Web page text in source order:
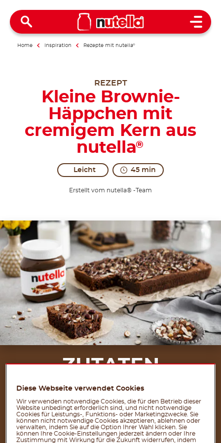
Open
Home Inspiration Rezepte mit nutella®
REZEPT
Kleine Brownie-
Häppchen mit
cremigem Kern aus
nutella®
Leicht 45 min
Erstellt vom nutella® -Team
ZUTATEN
300 g Zartbitterschokolade
3 Eier
120 g Butter
Diese Webseite verwendet Cookies
Wir verwenden notwendige Cookies, die für den Betrieb dieser
Website unbedingt erforderlich sind, und nicht notwendige
Cookies für Leistungs-, Funktions- oder Marketingzwecke. Sie
können nicht notwendige Cookies akzeptieren, ablehnen oder
verwalten, indem Sie auf die Option Ihrer Wahl klicken. Sie
können Ihre Cookie-Einstellungen jederzeit ändern oder Ihre
Zustimmung mit Wirkung für die Zukunft widerrufen, indem